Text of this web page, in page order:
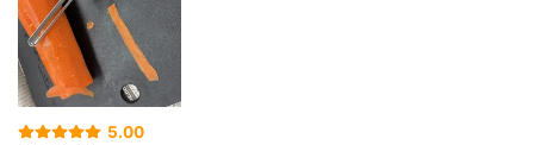
5.00